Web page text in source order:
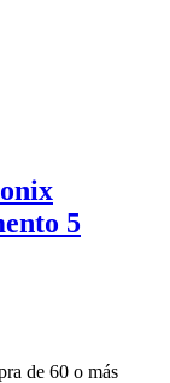
5
de 60 o más